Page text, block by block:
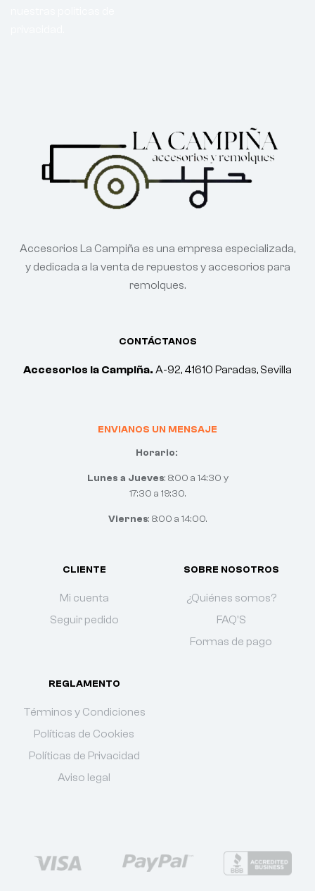
CONTÁCTANOS
Accesorios la Campiña. A-92, 41610 Paradas, Sevilla
ENVIANOS UN MENSAJE
Horario:
Lunes a Jueves: 8:00 a 14:30 y
17:30 a 19:30.
Viernes: 8:00 a 14:00.
CLIENTE
Mi cuenta
Seguir pedido
SOBRE NOSOTROS
¿Quiénes somos?
FAQ'S
Formas de pago
REGLAMENTO
Términos y Condiciones
Políticas de Cookies
Políticas de Privacidad
Aviso legal
Accesorios La Campiña es una empresa especializada,
y dedicada a la venta de repuestos y accesorios para
remolques.